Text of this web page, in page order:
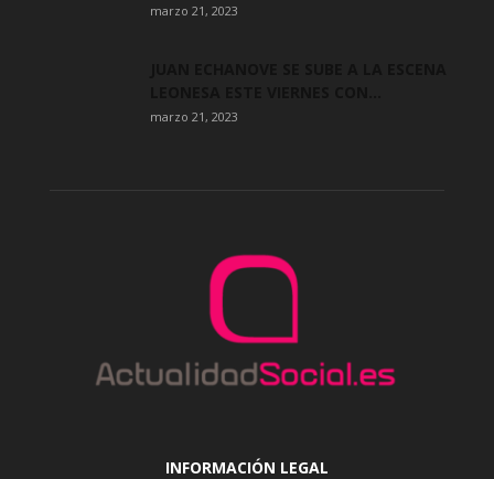
marzo 21, 2023
marzo 21, 2023
INFORMACIÓN LEGAL